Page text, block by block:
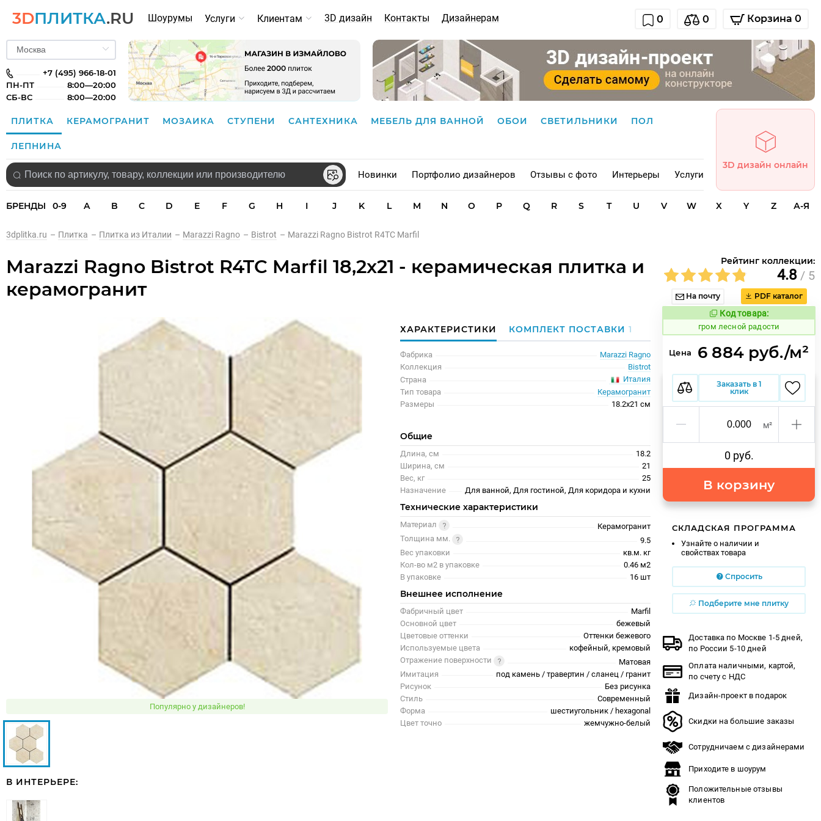
3DПЛИТКА.RU Шоурумы Услуги Клиентам 3D дизайн Контакты Дизайнерам 0 0 Корзина 0
+7 (495) 966-18-01
ПН-ПТ
8:00—20:00
СБ-ВС
8:00—20:00
ПЛИТКА КЕРАМОГРАНИТ МОЗАИКА СТУПЕНИ САНТЕХНИКА МЕБЕЛЬ ДЛЯ ВАННОЙ ОБОИ СВЕТИЛЬНИКИ ПОЛ
ЛЕПНИНА
Новинки Портфолио дизайнеров Отзывы с фото Интерьеры Услуги
3D дизайн онлайн
БРЕНДЫ 0-9 A B C D E F G H I J K L M N O P Q R S T U V W X Y Z А-Я
3dplitka.ru – Плитка – Плитка из Италии – Marazzi Ragno – Bistrot – Marazzi Ragno Bistrot R4TC Marfil
Marazzi Ragno Bistrot R4TC Marfil 18,2x21 - керамическая плитка и
керамогранит
Рейтинг коллекции:
4.8 / 5
На почту PDF каталог
Популярно у дизайнеров!
В ИНТЕРЬЕРЕ:
ХАРАКТЕРИСТИКИ КОМПЛЕКТ ПОСТАВКИ1
Фабрика
Marazzi Ragno
Коллекция
Bistrot
Страна
Италия
Тип товара
Керамогранит
Размеры
18.2x21 см
Общие
Длина, см
18.2
Ширина, см
21
Вес, кг
25
Назначение
Для ванной, Для гостиной, Для коридора и кухни
Технические характеристики
Материал
Керамогранит
Толщина мм.
9.5
Вес упаковки
кв.м. кг
Кол-во м2 в упаковке
0.46 м2
В упаковке
16 шт
Внешнее исполнение
Фабричный цвет
Marfil
Основной цвет
бежевый
Цветовые оттенки
Оттенки бежевого
Используемые цвета
кофейный, кремовый
Отражение поверхности
Матовая
Имитация
под камень / травертин / сланец / гранит
Рисунок
Без рисунка
Стиль
Современный
Форма
шестиугольник / hexagonal
Цвет точно
жемчужно-белый
Код товара:
349577 Код товара:
гром лесной радости
Цена 6 884 руб./м²
Заказать в 1
клик
м²
0 руб.
В корзину
СКЛАДСКАЯ ПРОГРАММА
Узнайте о наличии и
свойствах товара
Спросить
Подберите мне плитку
Доставка по Москве 1-5 дней,
по России 5-10 дней
Оплата наличными, картой,
по счету с НДС
Дизайн-проект в подарок
Скидки на большие заказы
Сотрудничаем с дизайнерами
Приходите в шоурум
Положительные отзывы
клиентов